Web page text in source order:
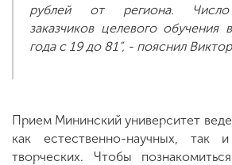
рублей от региона. Число
заказчиков целевого
года с 19 до 81”, - пояснил
Прием Мининский университет
как естественно-научных, так
творческих. Чтобы